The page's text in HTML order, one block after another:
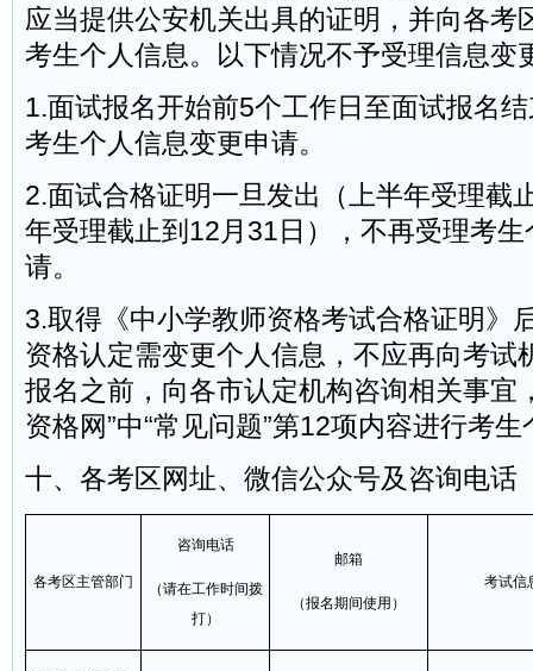
应当提供公安机关出具的证明，并向各考
考生个人信息。以下情况不予受理信息变
1.面试报名开始前5个工作日至面试报名
考生个人信息变更申请。
2.面试合格证明一旦发出（上半年受理截
年受理截止到12月31日），不再受理考
请。
3.取得《中小学教师资格考试合格证明》
资格认定需变更个人信息，不应再向考试
报名之前，向各市认定机构咨询相关事宜
资格网”中“常见问题”第12项内容进行考
十、各考区网址、微信公众号及咨询电话
各考区主管部门
咨询电话
（请在工作时间拨
打）
邮箱
（报名期间使用）
考试信